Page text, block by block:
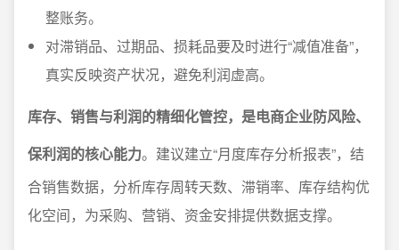
整账务。
对滞销品、过期品、损耗品要及时进行“减值准备”，
真实反映资产状况，避免利润虚高。
库存、销售与利润的精细化管控，是电商企业防风险、
保利润的核心能力。建议建立“月度库存分析报表”，结
合销售数据，分析库存周转天数、滞销率、库存结构优
化空间，为采购、营销、资金安排提供数据支撑。